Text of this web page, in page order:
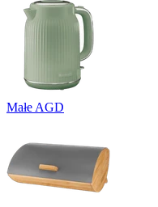
Małe AGD